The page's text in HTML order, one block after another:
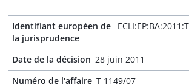
Identifiant européen de
la jurisprudence
Date de la décision 28 juin 2011
Numéro de l'affaire T 1149/07